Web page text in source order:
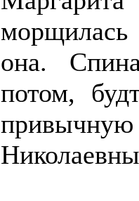
она.
потом,